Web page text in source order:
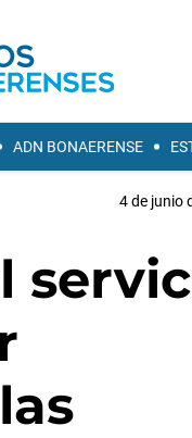
ADN BONAERENSE
4 de junio